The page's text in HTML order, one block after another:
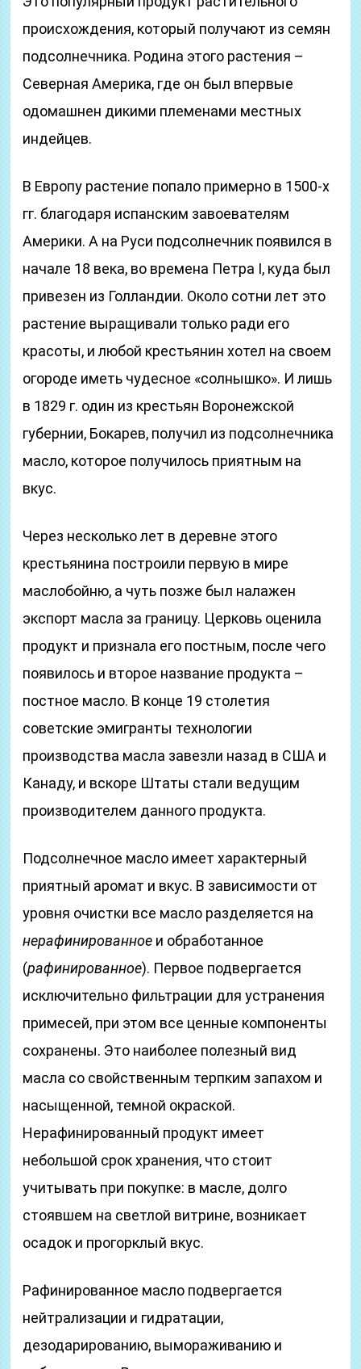
происхождения, который получают из семян
подсолнечника. Родина этого растения –
Северная Америка, где он был впервые
одомашнен дикими племенами местных
индейцев.
В Европу растение попало примерно в 1500-х
гг. благодаря испанским завоевателям
Америки. А на Руси подсолнечник появился в
начале 18 века, во времена Петра I, куда был
привезен из Голландии. Около сотни лет это
растение выращивали только ради его
красоты, и любой крестьянин хотел на своем
огороде иметь чудесное «солнышко». И лишь
в 1829 г. один из крестьян Воронежской
губернии, Бокарев, получил из подсолнечника
масло, которое получилось приятным на
вкус.
Через несколько лет в деревне этого
крестьянина построили первую в мире
маслобойню, а чуть позже был налажен
экспорт масла за границу. Церковь оценила
продукт и признала его постным, после чего
появилось и второе название продукта –
постное масло. В конце 19 столетия
советские эмигранты технологии
производства масла завезли назад в США и
Канаду, и вскоре Штаты стали ведущим
производителем данного продукта.
Подсолнечное масло имеет характерный
приятный аромат и вкус. В зависимости от
уровня очистки все масло разделяется на
нерафинированное и обработанное
(рафинированное). Первое подвергается
исключительно фильтрации для устранения
примесей, при этом все ценные компоненты
сохранены. Это наиболее полезный вид
масла со свойственным терпким запахом и
насыщенной, темной окраской.
Нерафинированный продукт имеет
небольшой срок хранения, что стоит
учитывать при покупке: в масле, долго
стоявшем на светлой витрине, возникает
осадок и прогорклый вкус.
Рафинированное масло подвергается
нейтрализации и гидратации,
дезодарированию, вымораживанию и